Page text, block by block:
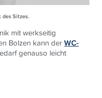
des Sitzes.
mit werkseitig
Bolzen kann derWC-
genauso leicht